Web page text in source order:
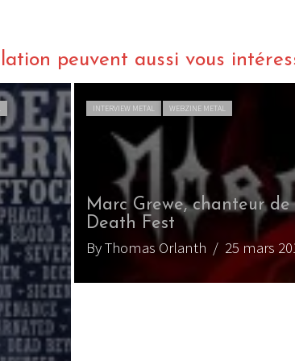
peuvent aussi vous
INTERVIEW METAL WEBZINE METAL
Marc Grewe, chanteur
Death Fest
By Thomas Orlanth / 25 mars